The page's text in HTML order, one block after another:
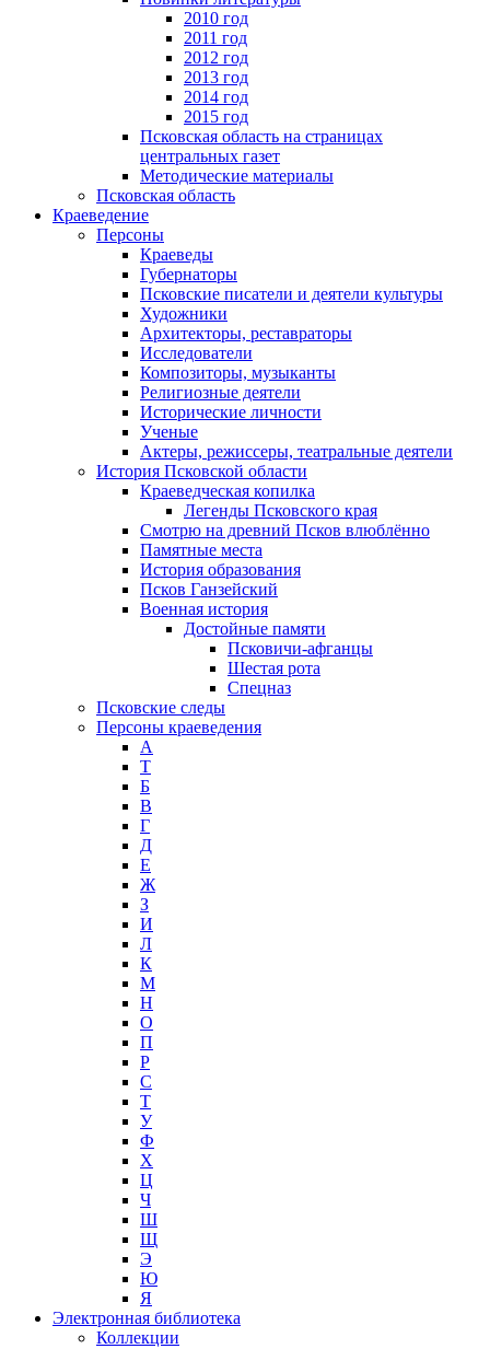
2010 год
2011 год
2012 год
2013 год
2014 год
2015 год
Псковская область на страницах
центральных газет
Методические материалы
Псковская область
Краеведение
Персоны
Краеведы
Губернаторы
Псковские писатели и деятели культуры
Художники
Архитекторы, реставраторы
Исследователи
Композиторы, музыканты
Религиозные деятели
Исторические личности
Ученые
Актеры, режиссеры, театральные деятели
История Псковской области
Краеведческая копилка
Легенды Псковского края
Смотрю на древний Псков влюблённо
Памятные места
История образования
Псков Ганзейский
Военная история
Достойные памяти
Псковичи-афганцы
Шестая рота
Спецназ
Псковские следы
Персоны краеведения
А
T
Б
В
Г
Д
Е
Ж
З
И
Л
К
М
Н
О
П
Р
С
Т
У
Ф
Х
Ц
Ч
Ш
Щ
Э
Ю
Я
Электронная библиотека
Коллекции